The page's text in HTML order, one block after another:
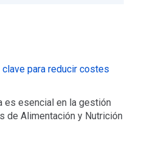
es esencial en la gestión
de Alimentación y Nutrición
clave para reducir costes